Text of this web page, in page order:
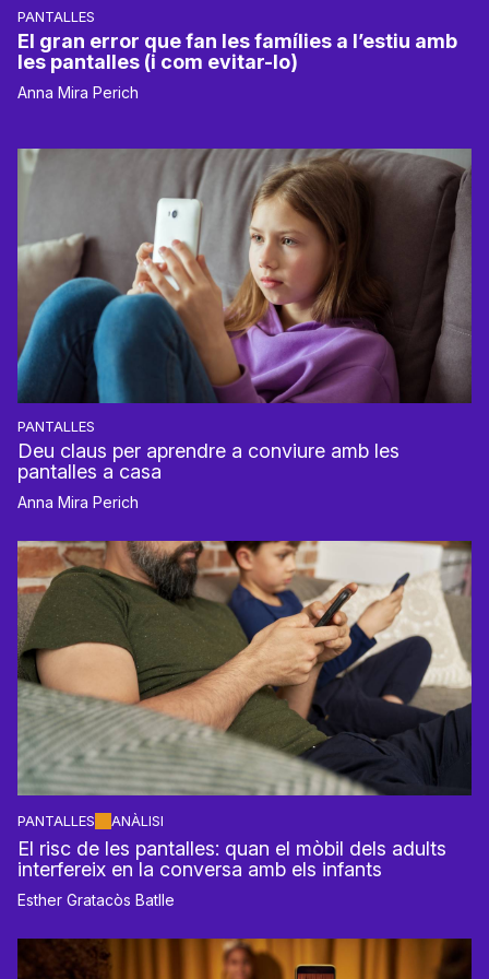
PANTALLES
El gran error que fan les famílies a l’estiu amb
les pantalles (i com evitar-lo)
Anna Mira Perich
PANTALLES
Deu claus per aprendre a conviure amb les
pantalles a casa
Anna Mira Perich
PANTALLES ANÀLISI
El risc de les pantalles: quan el mòbil dels adults
interfereix en la conversa amb els infants
Esther Gratacòs Batlle